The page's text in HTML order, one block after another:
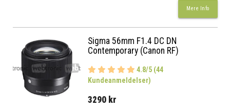
Mere Info
Sigma 56mm F1.4 DC DN
Contemporary (Canon RF)
4.8/5 (44
Kundeanmeldelser)
3290 kr